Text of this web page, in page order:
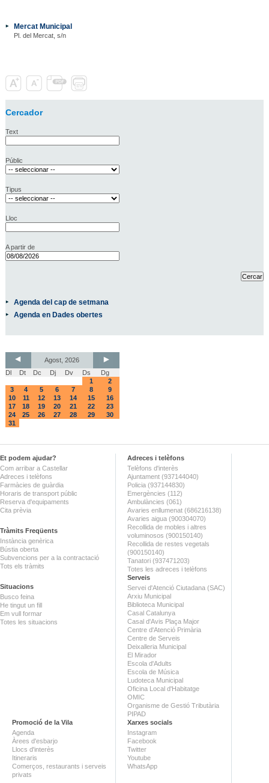
Mercat Municipal
Pl. del Mercat, s/n
Cercador
Text
Públic
Tipus
Lloc
A partir de
Agenda del cap de setmana
Agenda en Dades obertes
Agost, 2026
Dl
Dt Dc Dj Dv Ds
Dg
1
2
3
4 5 6 7 8
9
10
11 12 13 14 15
16
17
18 19 20 21 22
23
24
25 26 27 28 29
30
31
Et podem ajudar?
Com arribar a Castellar
Adreces i telèfons
Farmàcies de guàrdia
Horaris de transport públic
Reserva d'equipaments
Cita prèvia
Tràmits Freqüents
Instància genèrica
Bústia oberta
Subvencions per a la contractació
Tots els tràmits
Situacions
Busco feina
He tingut un fill
Em vull formar
Totes les situacions
Adreces i telèfons
Telèfons d'interès
Ajuntament (937144040)
Policia (937144830)
Emergències (112)
Ambulàncies (061)
Avaries enllumenat (686216138)
Avaries aigua (900304070)
Recollida de mobles i altres
voluminosos (900150140)
Recollida de restes vegetals
(900150140)
Tanatori (937471203)
Totes les adreces i telèfons
Serveis
Servei d'Atenció Ciutadana (SAC)
Arxiu Municipal
Biblioteca Municipal
Casal Catalunya
Casal d'Avis Plaça Major
Centre d'Atenció Primària
Centre de Serveis
Deixalleria Municipal
El Mirador
Escola d'Adults
Escola de Música
Ludoteca Municipal
Oficina Local d'Habitatge
OMIC
Organisme de Gestió Tributària
PIPAD
Promoció de la Vila
Agenda
Àrees d'esbarjo
Llocs d'interès
Itineraris
Comerços, restaurants i serveis
privats
Xarxes socials
Instagram
Facebook
Twitter
Youtube
WhatsApp